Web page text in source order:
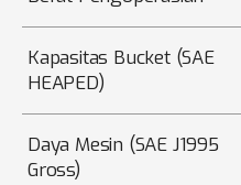
Kapasitas Bucket (SAE
HEAPED)
Daya Mesin (SAE J1995
Gross)